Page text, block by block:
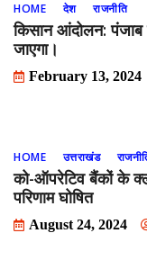
HOME देश राजनीति
किसान आंदोलन: पंजाब
जाएगा।
February 13, 2024
HOME उत्तराखंड
को-ऑपरेटिव बैंकों के
परिणाम घोषित
August 24, 2024